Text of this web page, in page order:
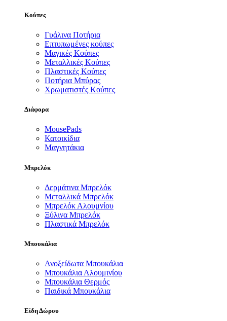
Κούπες
Γυάλινα Ποτήρια
Επτυπωμένες κούπες
Μαγικές Κούπες
Μεταλλικές Κούπες
Πλαστικές Κούπες
Ποτήρια Μπύρας
Χρωματιστές Κούπες
Διάφορα
MousePads
Κατοικίδια
Μαγνητάκια
Μπρελόκ
Δερμάτινα Μπρελόκ
Μεταλλικά Μπρελόκ
Μπρελόκ Αλουμνίου
Ξύλινα Μπρελόκ
Πλαστικά Μπρελόκ
Μπουκάλια
Ανοξείδωτα Μπουκάλια
Μπουκάλια Αλουμινίου
Μπουκάλια Θερμός
Παιδικά Μπουκάλια
Είδη Δώρου